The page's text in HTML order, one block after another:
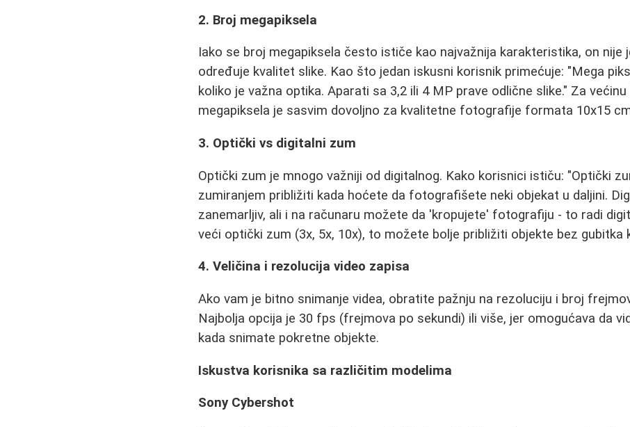
2. Broj megapiksela
Iako se broj megapiksela često ističe kao najvažnija karakteristika, on nije
određuje kvalitet slike. Kao što jedan iskusni korisnik primećuje: "Mega
koliko je važna optika. Aparati sa 3,2 ili 4 MP prave odlične slike." Za
megapiksela je sasvim dovoljno za kvalitetne fotografije formata 10x15
3. Optički vs digitalni zum
Optički zum je mnogo važniji od digitalnog. Kako korisnici ističu: "Optički
zumiranjem približiti kada hoćete da fotografišete neki objekat u daljini.
zanemarljiv, ali i na računaru možete da 'kropujete' fotografiju - to radi
veći optički zum (3x, 5x, 10x), to možete bolje približiti objekte bez gubitka
4. Veličina i rezolucija video zapisa
Ako vam je bitno snimanje videa, obratite pažnju na rezoluciju i broj
Najbolja opcija je 30 fps (frejmova po sekundi) ili više, jer omogućava da
kada snimate pokretne objekte.
Iskustva korisnika sa različitim modelima
Sony Cybershot